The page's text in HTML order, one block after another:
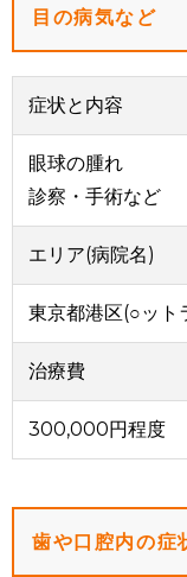
目の病気など
症状と内容
眼球の腫れ
診察・手術など
エリア(病院名)
東京都港区(○ット
治療費
300,000円程度
歯や口腔内の症